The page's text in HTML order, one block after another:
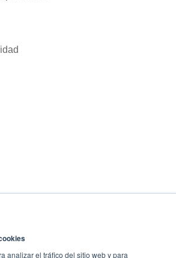
analizar el tráfico del sitio web y para
analizar el tráfico de nuestra página
Al hacer clic en «Aceptar», das tu